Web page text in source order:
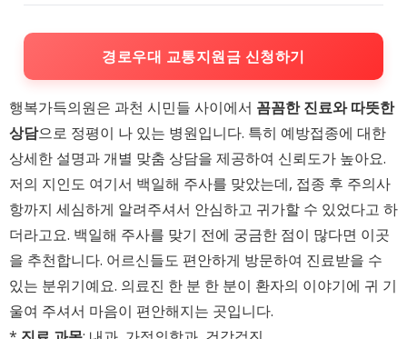
경로우대 교통지원금 신청하기
행복가득의원은 과천 시민들 사이에서 꼼꼼한 진료와 따뜻한
상담으로 정평이 나 있는 병원입니다. 특히 예방접종에 대한
상세한 설명과 개별 맞춤 상담을 제공하여 신뢰도가 높아요.
저의 지인도 여기서 백일해 주사를 맞았는데, 접종 후 주의사
항까지 세심하게 알려주셔서 안심하고 귀가할 수 있었다고 하
더라고요. 백일해 주사를 맞기 전에 궁금한 점이 많다면 이곳
을 추천합니다. 어르신들도 편안하게 방문하여 진료받을 수
있는 분위기예요. 의료진 한 분 한 분이 환자의 이야기에 귀 기
울여 주셔서 마음이 편안해지는 곳입니다.